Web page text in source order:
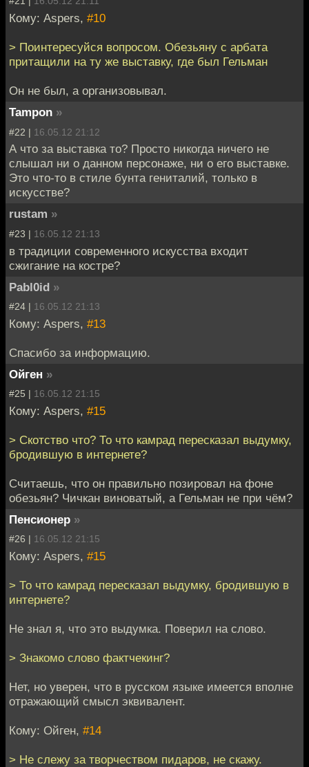
Кому: Aspers, #10
> Поинтересуйся вопросом. Обезьяну с арбата
притащили на ту же выставку, где был Гельман
Он не был, а организовывал.
Tampon »
#22 | 16.05.12 21:12
А что за выставка то? Просто никогда ничего не
слышал ни о данном персонаже, ни о его выставке.
Это что-то в стиле бунта гениталий, только в
искусстве?
rustam »
#23 | 16.05.12 21:13
в традиции современного искусства входит
сжигание на костре?
Pabl0id »
#24 | 16.05.12 21:13
Кому: Aspers, #13
Спасибо за информацию.
Ойген »
#25 | 16.05.12 21:15
Кому: Aspers, #15
> Скотство что? То что камрад пересказал выдумку,
бродившую в интернете?
Считаешь, что он правильно позировал на фоне
обезьян? Чичкан виноватый, а Гельман не при чём?
Пенсионер »
#26 | 16.05.12 21:15
Кому: Aspers, #15
> То что камрад пересказал выдумку, бродившую в
интернете?
Не знал я, что это выдумка. Поверил на слово.
> Знакомо слово фактчекинг?
Нет, но уверен, что в русском языке имеется вполне
отражающий смысл эквивалент.
Кому: Ойген, #14
> Не слежу за творчеством пидаров, не скажу.